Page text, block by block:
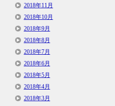
2018年11月
2018年10月
2018年9月
2018年8月
2018年7月
2018年6月
2018年5月
2018年4月
2018年3月